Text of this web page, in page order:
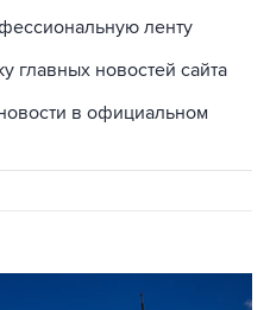
главных новостей сайта
в официальном